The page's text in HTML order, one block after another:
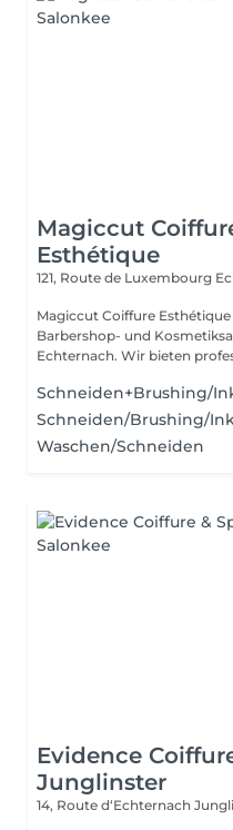
Magiccut
Esthétique
121, Route de Luxembourg
Magiccut Coiffure
Barbershop- und
Echternach. Wir bieten
Schneiden+Brushing/
Schneiden/Brushing/
Waschen/Schneiden
Evidence
Junglinster
14, Route d‘Echternach